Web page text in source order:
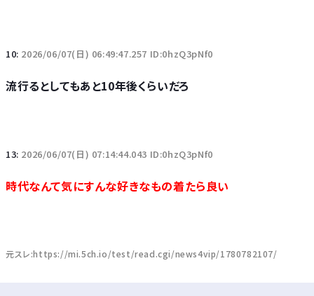
10: 2026/06/07(日) 06:49:47.257 ID:0hzQ3pNf0
流行るとしてもあと10年後くらいだろ
13: 2026/06/07(日) 07:14:44.043 ID:0hzQ3pNf0
時代なんて気にすんな好きなもの着たら良い
元スレ:https://mi.5ch.io/test/read.cgi/news4vip/1780782107/